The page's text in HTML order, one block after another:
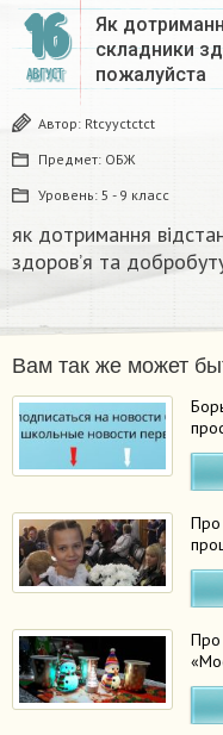
16
АВГУСТ
Як
складники
пожалуйста ​
Автор: Rtcyyctctct
Предмет: ОБЖ
Уровень: 5 - 9 класс
як дотримання
здоров’я та
Вам так же может
Про
Про